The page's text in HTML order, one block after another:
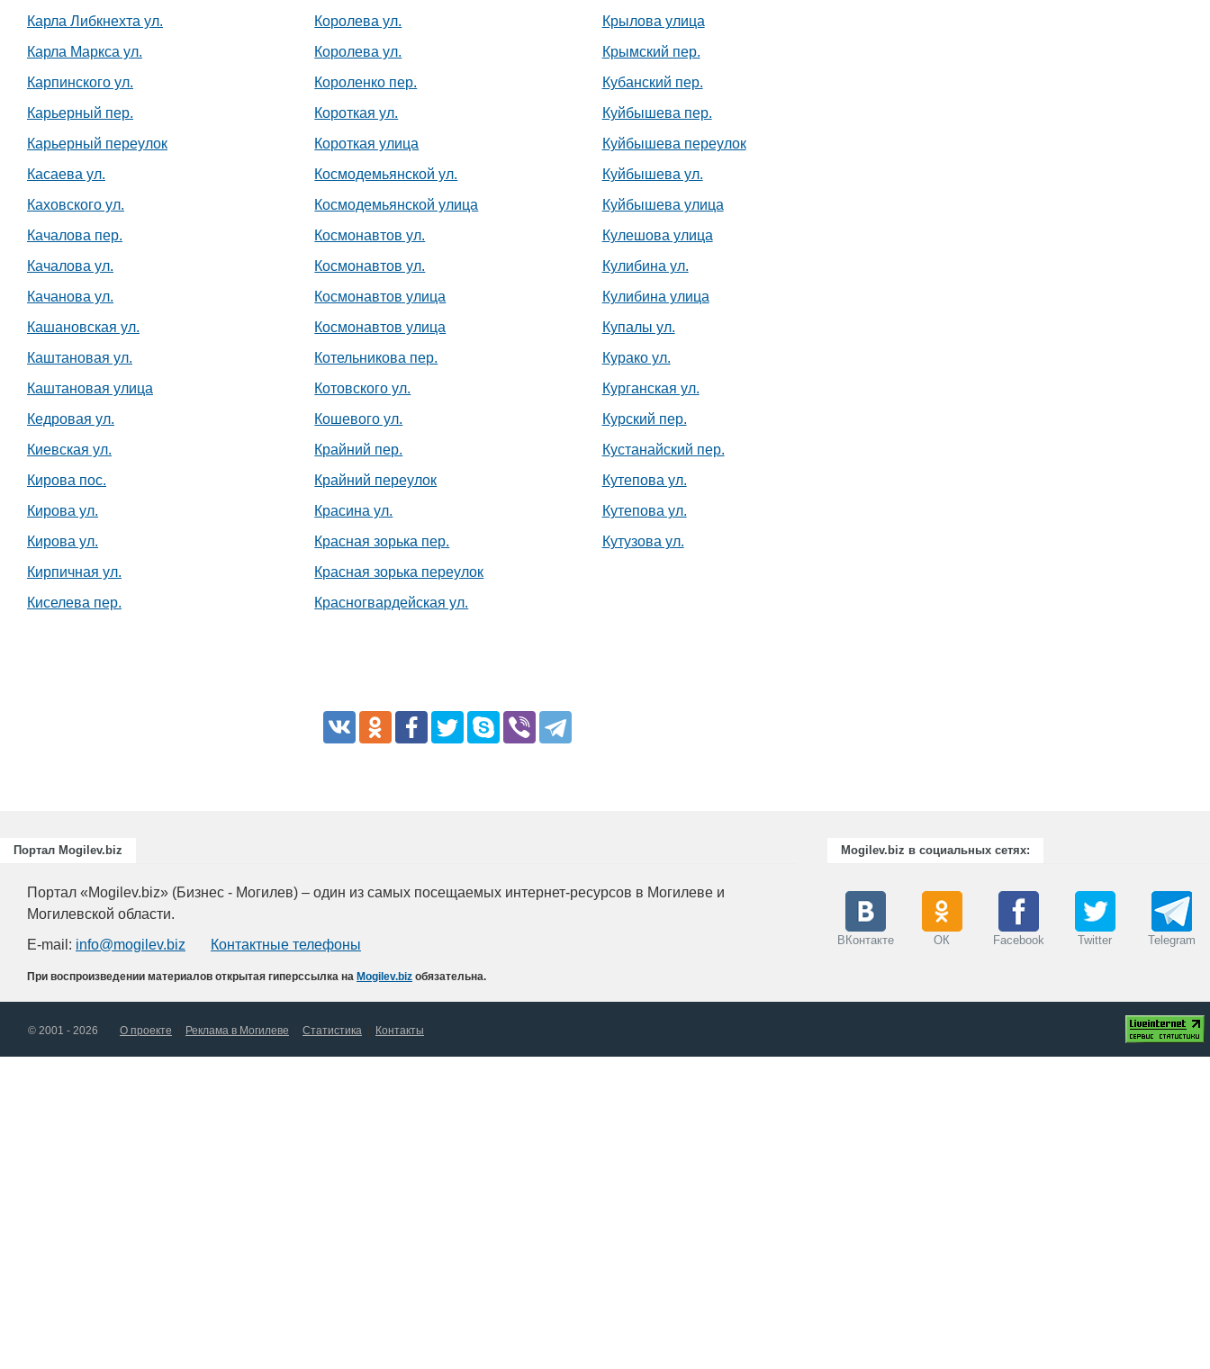
Карла Либкнехта ул.
Карла Маркса ул.
Карпинского ул.
Карьерный пер.
Карьерный переулок
Касаева ул.
Каховского ул.
Качалова пер.
Качалова ул.
Качанова ул.
Кашановская ул.
Каштановая ул.
Каштановая улица
Кедровая ул.
Киевская ул.
Кирова пос.
Кирова ул.
Кирова ул.
Кирпичная ул.
Киселева пер.
Королева ул.
Королева ул.
Короленко пер.
Короткая ул.
Короткая улица
Космодемьянской ул.
Космодемьянской улица
Космонавтов ул.
Космонавтов ул.
Космонавтов улица
Космонавтов улица
Котельникова пер.
Котовского ул.
Кошевого ул.
Крайний пер.
Крайний переулок
Красина ул.
Красная зорька пер.
Красная зорька переулок
Красногвардейская ул.
Крылова улица
Крымский пер.
Кубанский пер.
Куйбышева пер.
Куйбышева переулок
Куйбышева ул.
Куйбышева улица
Кулешова улица
Кулибина ул.
Кулибина улица
Купалы ул.
Курако ул.
Курганская ул.
Курский пер.
Кустанайский пер.
Кутепова ул.
Кутепова ул.
Кутузова ул.
Портал Mogilev.biz
Портал «Mogilev.biz» (Бизнес - Могилев) – один из самых посещаемых интернет-ресурсов в Могилеве и
Могилевской области.
E-mail: info@mogilev.biz Контактные телефоны
При воспроизведении материалов открытая гиперссылка на Mogilev.biz обязательна.
Mogilev.biz в социальных сетях:
ВКонтакте ОК Facebook Twitter Telegram
© 2001 - 2026 О проекте Реклама в Могилеве Статистика Контакты